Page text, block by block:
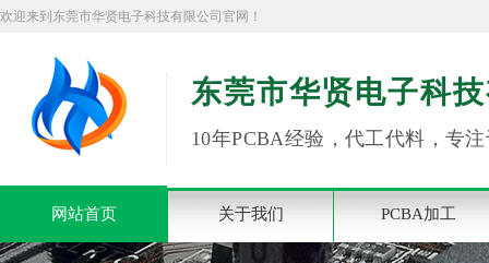
欢迎来到东莞市华贤电子科技有限公司官网！
东莞市华贤电子科
10年PCBA经验，代工代料，专
网站首页 关于我们 PCBA加工